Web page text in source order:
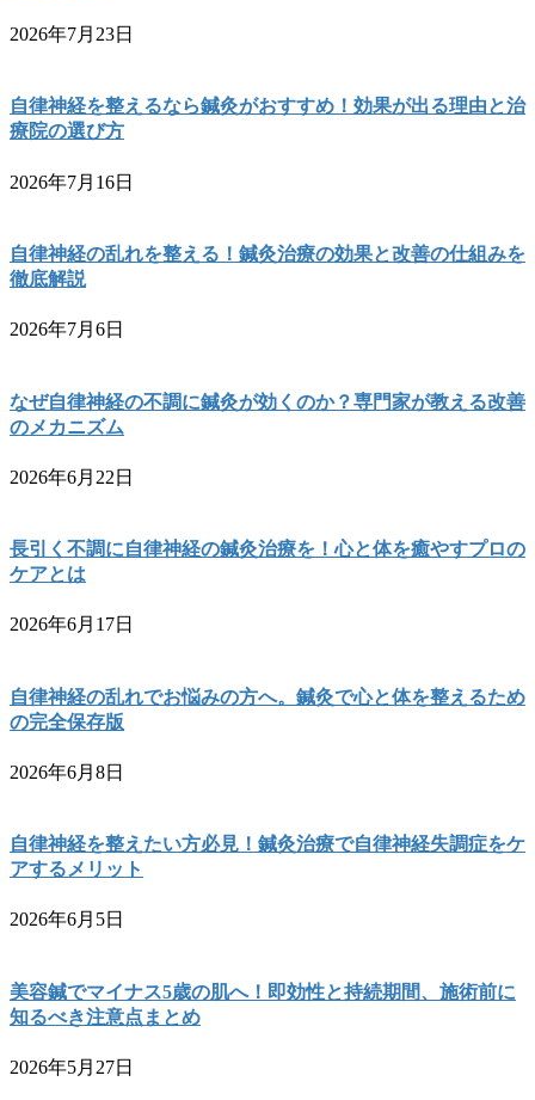
2026年7月23日
自律神経を整えるなら鍼灸がおすすめ！効果が出る理由と治
療院の選び方
2026年7月16日
自律神経の乱れを整える！鍼灸治療の効果と改善の仕組みを
徹底解説
2026年7月6日
なぜ自律神経の不調に鍼灸が効くのか？専門家が教える改善
のメカニズム
2026年6月22日
長引く不調に自律神経の鍼灸治療を！心と体を癒やすプロの
ケアとは
2026年6月17日
自律神経の乱れでお悩みの方へ。鍼灸で心と体を整えるため
の完全保存版
2026年6月8日
自律神経を整えたい方必見！鍼灸治療で自律神経失調症をケ
アするメリット
2026年6月5日
美容鍼でマイナス5歳の肌へ！即効性と持続期間、施術前に
知るべき注意点まとめ
2026年5月27日